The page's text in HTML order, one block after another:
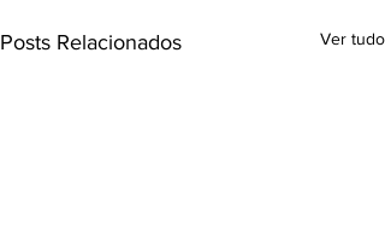
Posts Relacionados Ver tudo